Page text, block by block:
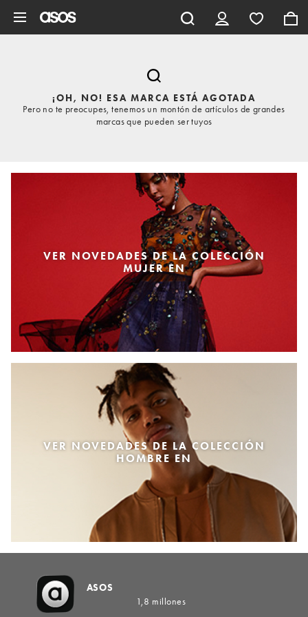
¡OH, NO! ESA MARCA ESTÁ AGOTADA
Pero no te preocupes, tenemos un montón de artículos de grandes
marcas que pueden ser tuyos
VER NOVEDADES DE LA COLECCIÓN
MUJER EN
VER NOVEDADES DE LA COLECCIÓN
HOMBRE EN
ASOS
1,8 millones